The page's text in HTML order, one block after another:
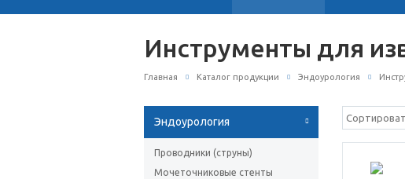
Инструменты для
Главная Каталог продукции Эндоурология
Эндоурология
Проводники (струны)
Мочеточниковые стенты